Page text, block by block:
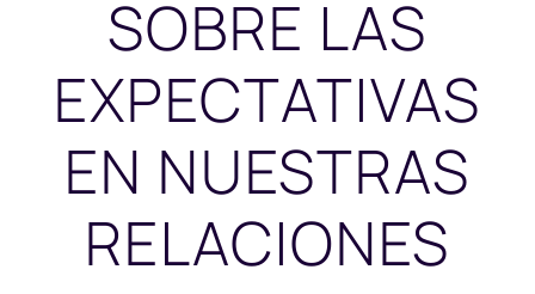
SOBRE LAS
EXPECTATIVAS
EN NUESTRAS
RELACIONES